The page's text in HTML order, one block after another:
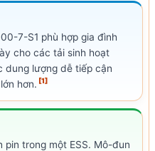
7-S1 phù hợp gia đình
cho các tải sinh hoạt
dung lượng dễ tiếp cận
hơn. [1]
pin trong một ESS. Mô-đun